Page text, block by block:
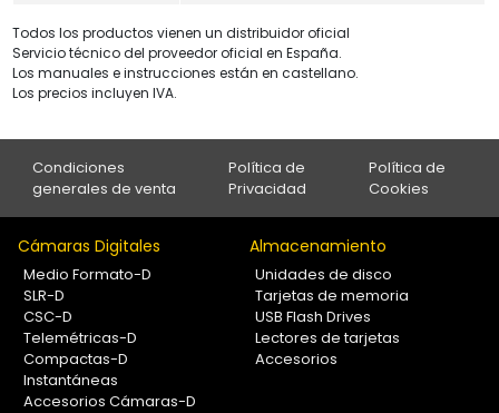
Todos los productos vienen un distribuidor oficial
Servicio técnico del proveedor oficial en España.
Los manuales e instrucciones están en castellano.
Los precios incluyen IVA.
Condiciones
generales de venta
Política de
Privacidad
Política de
Cookies
Cámaras Digitales
Medio Formato-D
SLR-D
CSC-D
Telemétricas-D
Compactas-D
Instantáneas
Accesorios Cámaras-D
Almacenamiento
Unidades de disco
Tarjetas de memoria
USB Flash Drives
Lectores de tarjetas
Accesorios